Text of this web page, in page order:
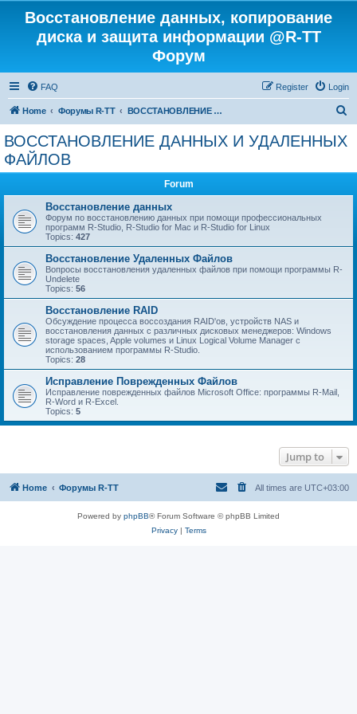
Восстановление данных, копирование
диска и защита информации @R-TT
Форум
FAQ Login
Register
Home Форумы R-TT ВОССТАНОВЛЕНИЕ ДАННЫХ И УДАЛЕННЫХ ФАЙЛОВ
ВОССТАНОВЛЕНИЕ ДАННЫХ И УДАЛЕННЫХ
ФАЙЛОВ
Forum
Восстановление данных
Форум по восстановлению данных при помощи профессиональных
программ R-Studio, R-Studio for Mac и R-Studio for Linux
Topics: 427
Восстановление Удаленных Файлов
Вопросы восстановления удаленных файлов при помощи программы R-
Undelete
Topics: 56
Восстановление RAID
Обсуждение процесса воссоздания RAID'ов, устройств NAS и
восстановления данных с различных дисковых менеджеров: Windows
storage spaces, Apple volumes и Linux Logical Volume Manager с
использованием программы R-Studio.
Topics: 28
Исправление Поврежденных Файлов
Исправление поврежденных файлов Microsoft Office: программы R-Mail,
R-Word и R-Excel.
Topics: 5
Jump to
Home Форумы R-TT All times are UTC+03:00
Powered by phpBB® Forum Software © phpBB Limited
Privacy| Terms